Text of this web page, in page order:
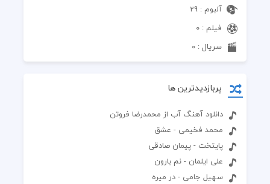
آلبوم : 29
فیلم : 0
سریال : 0
پربازدیدترین ها
دانلود آهنگ آب از محمدرضا فروتن
محمد فخیمی - عشق
پایتخت - پیمان صادقی
علی ایلمان - نم بارون
سهیل جامی - در میره